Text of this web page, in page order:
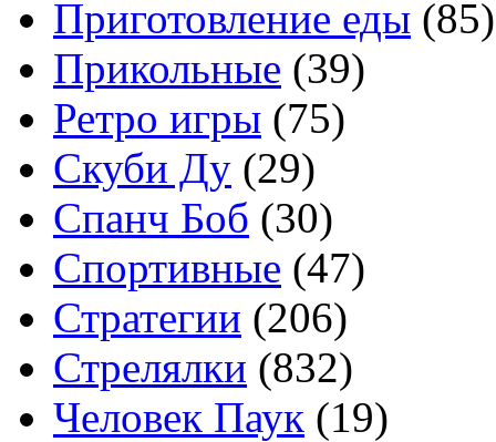
Приготовление еды (85)
Прикольные (39)
Ретро игры (75)
Скуби Ду (29)
Спанч Боб (30)
Спортивные (47)
Стратегии (206)
Стрелялки (832)
Человек Паук (19)